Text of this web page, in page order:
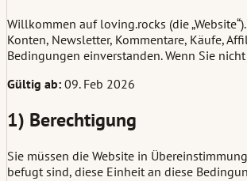
Willkommen auf loving.rocks (die
Konten, Newsletter, Kommentare, Käufe,
Bedingungen einverstanden. Wenn Sie
Gültig ab: 09. Feb 2026
1) Berechtigung
Sie müssen die Website in
befugt sind, diese Einheit an diese